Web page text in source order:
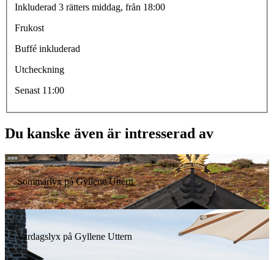
Inkluderad 3 rätters middag, från 18:00
Frukost
Buffé inkluderad
Utcheckning
Senast 11:00
Du kanske även är intresserad av
Sommarlyx på Gyllene Uttern
Vardagslyx på Gyllene Uttern